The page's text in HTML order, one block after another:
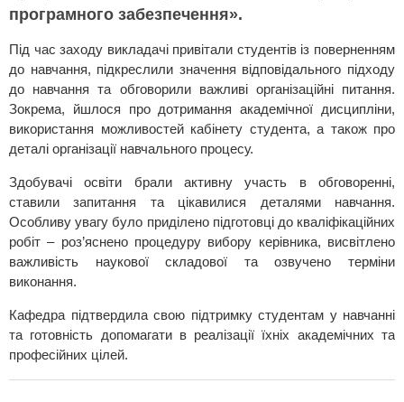
програмного забезпечення».
Під час заходу викладачі привітали студентів із поверненням
до навчання, підкреслили значення відповідального підходу
до навчання та обговорили важливі організаційні питання.
Зокрема, йшлося про дотримання академічної дисципліни,
використання можливостей кабінету студента, а також про
деталі організації навчального процесу.
Здобувачі освіти брали активну участь в обговоренні,
ставили запитання та цікавилися деталями навчання.
Особливу увагу було приділено підготовці до кваліфікаційних
робіт – роз’яснено процедуру вибору керівника, висвітлено
важливість наукової складової та озвучено терміни
виконання.
Кафедра підтвердила свою підтримку студентам у навчанні
та готовність допомагати в реалізації їхніх академічних та
професійних цілей.